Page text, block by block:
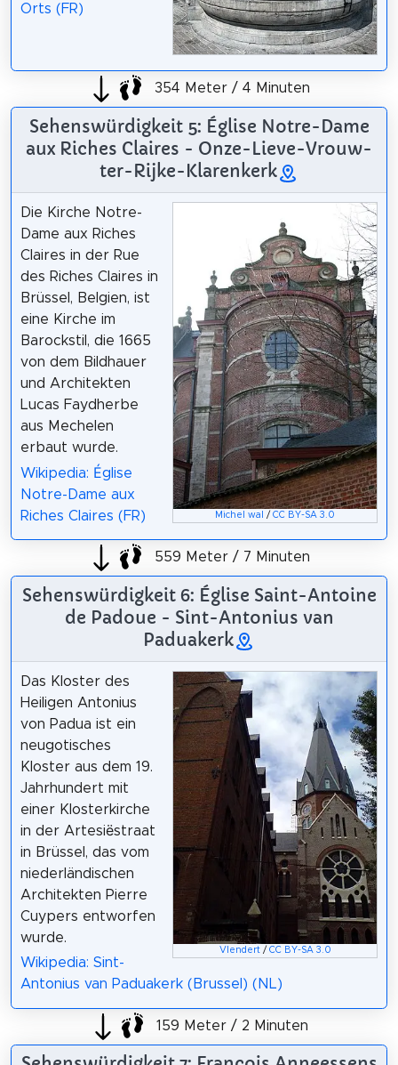
Orts (FR)
354 Meter / 4 Minuten
Sehenswürdigkeit 5: Église Notre-Dame
aux Riches Claires - Onze-Lieve-Vrouw-
ter-Rijke-Klarenkerk
Michel wal /CC BY-SA 3.0
Die Kirche Notre-
Dame aux Riches
Claires in der Rue
des Riches Claires in
Brüssel, Belgien, ist
eine Kirche im
Barockstil, die 1665
von dem Bildhauer
und Architekten
Lucas Faydherbe
aus Mechelen
erbaut wurde.
Wikipedia: Église
Notre-Dame aux
Riches Claires (FR)
559 Meter / 7 Minuten
Sehenswürdigkeit 6: Église Saint-Antoine
de Padoue - Sint-Antonius van
Paduakerk
Vlendert/ CC BY-SA 3.0
Das Kloster des
Heiligen Antonius
von Padua ist ein
neugotisches
Kloster aus dem 19.
Jahrhundert mit
einer Klosterkirche
in der Artesiëstraat
in Brüssel, das vom
niederländischen
Architekten Pierre
Cuypers entworfen
wurde.
Wikipedia: Sint-
Antonius van Paduakerk (Brussel) (NL)
159 Meter / 2 Minuten